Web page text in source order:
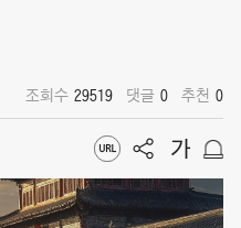
조회수 29519 댓글 0 추천 0